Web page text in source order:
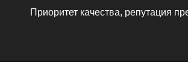
Приоритет качества, репутация